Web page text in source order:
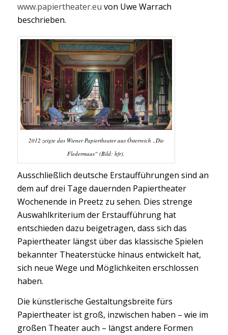
www.papiertheater.eu von Uwe Warrach
beschrieben.
2012 zeigte das Wiener Papiertheater aus Österreich „Die
Fledermaus“ (Bild: hfr).
Ausschließlich deutsche Erstaufführungen sind an
dem auf drei Tage dauernden Papiertheater
Wochenende in Preetz zu sehen. Dies strenge
Auswahlkriterium der Erstaufführung hat
entschieden dazu beigetragen, dass sich das
Papiertheater längst über das klassische Spielen
bekannter Theaterstücke hinaus entwickelt hat,
sich neue Wege und Möglichkeiten erschlossen
haben.
Die künstlerische Gestaltungsbreite fürs
Papiertheater ist groß, inzwischen haben – wie im
großen Theater auch – längst andere Formen